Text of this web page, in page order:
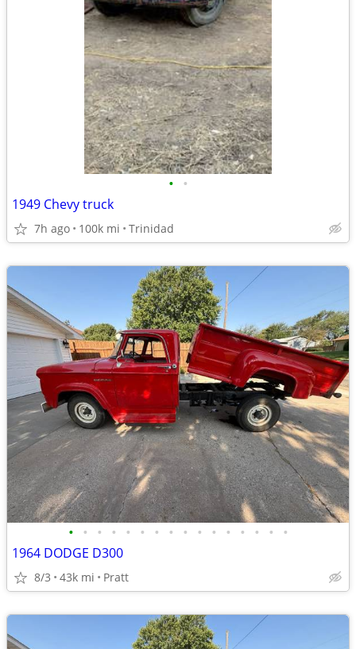
• •
1949 Chevy truck
7h ago 100k mi Trinidad
• • • • • • • • • • • • • • • •
1964 DODGE D300
8/3 43k mi Pratt